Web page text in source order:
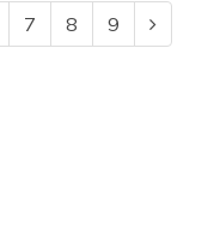
7 8 9